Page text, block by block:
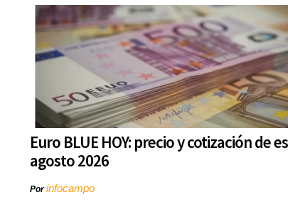
Euro BLUE HOY: precio y cotización de
agosto 2026
Porinfocampo